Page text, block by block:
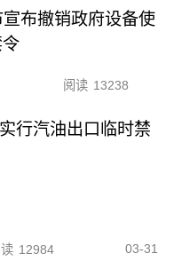
布撤销政府设备使
阅读 13238
行汽油出口临时禁
12984 03-31